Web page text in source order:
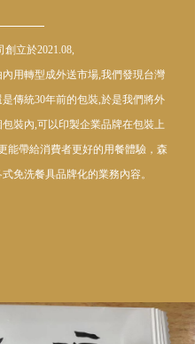
立於2021.08,
用轉型成外送市場,我們發現台灣
傳統30年前的包裝,於是我們將外
裝內,可以印製企業品牌在包裝上
能帶給消費者更好的用餐體驗，森
免洗餐具品牌化的業務內容。